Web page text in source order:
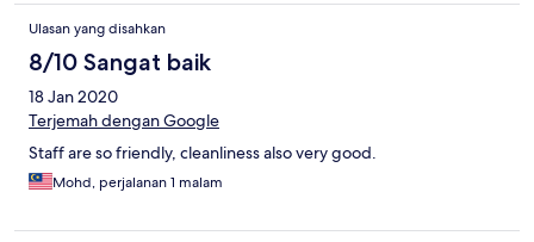
100 metres away further down the row). The cons are water for
one of the sink was weak, slightly stained blanket, no towels or
ammenities provided except for a complimentary toothbrush
and toothpaste in each room and guests are expected to wash
their own plates and cups after breakfast. Overall it was a good
stay for the price that we paid.
Ulasan yang disahkan
8/10 Sangat baik
18 Jan 2020
Terjemah dengan Google
Staff are so friendly, cleanliness also very good.
Mohd, perjalanan 1 malam